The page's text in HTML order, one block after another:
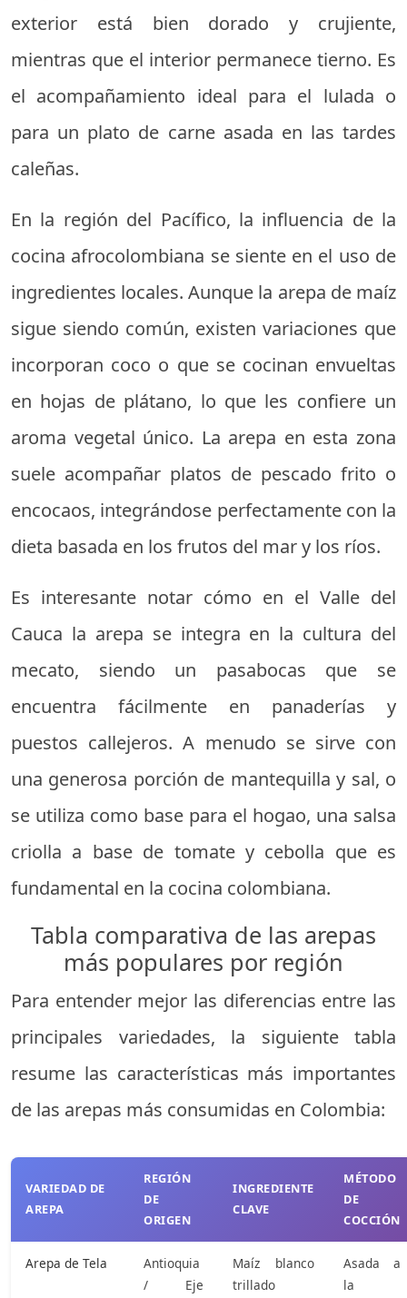
exterior está bien dorado y crujiente,
mientras que el interior permanece tierno. Es
el acompañamiento ideal para el lulada o
para un plato de carne asada en las tardes
caleñas.
En la región del Pacífico, la influencia de la
cocina afrocolombiana se siente en el uso de
ingredientes locales. Aunque la arepa de maíz
sigue siendo común, existen variaciones que
incorporan coco o que se cocinan envueltas
en hojas de plátano, lo que les confiere un
aroma vegetal único. La arepa en esta zona
suele acompañar platos de pescado frito o
encocaos, integrándose perfectamente con la
dieta basada en los frutos del mar y los ríos.
Es interesante notar cómo en el Valle del
Cauca la arepa se integra en la cultura del
mecato, siendo un pasabocas que se
encuentra fácilmente en panaderías y
puestos callejeros. A menudo se sirve con
una generosa porción de mantequilla y sal, o
se utiliza como base para el hogao, una salsa
criolla a base de tomate y cebolla que es
fundamental en la cocina colombiana.
Tabla comparativa de las arepas
más populares por región
Para entender mejor las diferencias entre las
principales variedades, la siguiente tabla
resume las características más importantes
de las arepas más consumidas en Colombia:
VARIEDAD DE
AREPA
REGIÓN
DE
ORIGEN
INGREDIENTE
CLAVE
MÉTODO
DE
COCCIÓN
Arepa de Tela
Antioquia
/ Eje
Maíz blanco
trillado
Asada a
la